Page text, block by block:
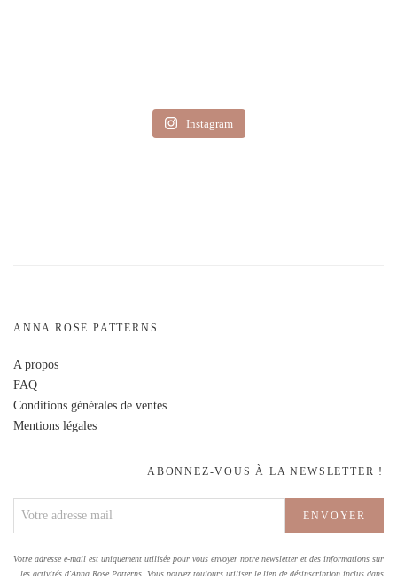
Instagram
ANNA ROSE PATTERNS
A propos
FAQ
Conditions générales de ventes
Mentions légales
ABONNEZ-VOUS À LA NEWSLETTER !
Votre adresse e-mail est uniquement utilisée pour vous envoyer notre newsletter et des informations sur
les activités d'Anna Rose Patterns. Vous pouvez toujours utiliser le lien de désinscription inclus dans